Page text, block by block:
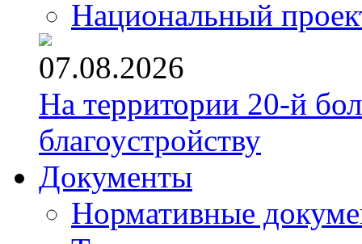
Национальный
07.08.2026
На территории 20-й
благоустройству
Документы
Нормативные